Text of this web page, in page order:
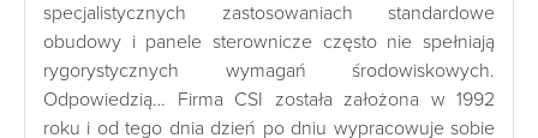
specjalistycznych zastosowaniach standardowe
obudowy i panele sterownicze często nie spełniają
rygorystycznych wymagań środowiskowych.
Odpowiedzią… Firma CSI została założona w 1992
roku i od tego dnia dzień po dniu wypracowuje sobie